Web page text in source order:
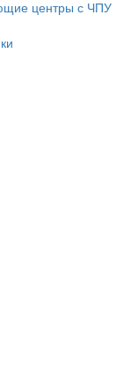
центры с ЧПУ